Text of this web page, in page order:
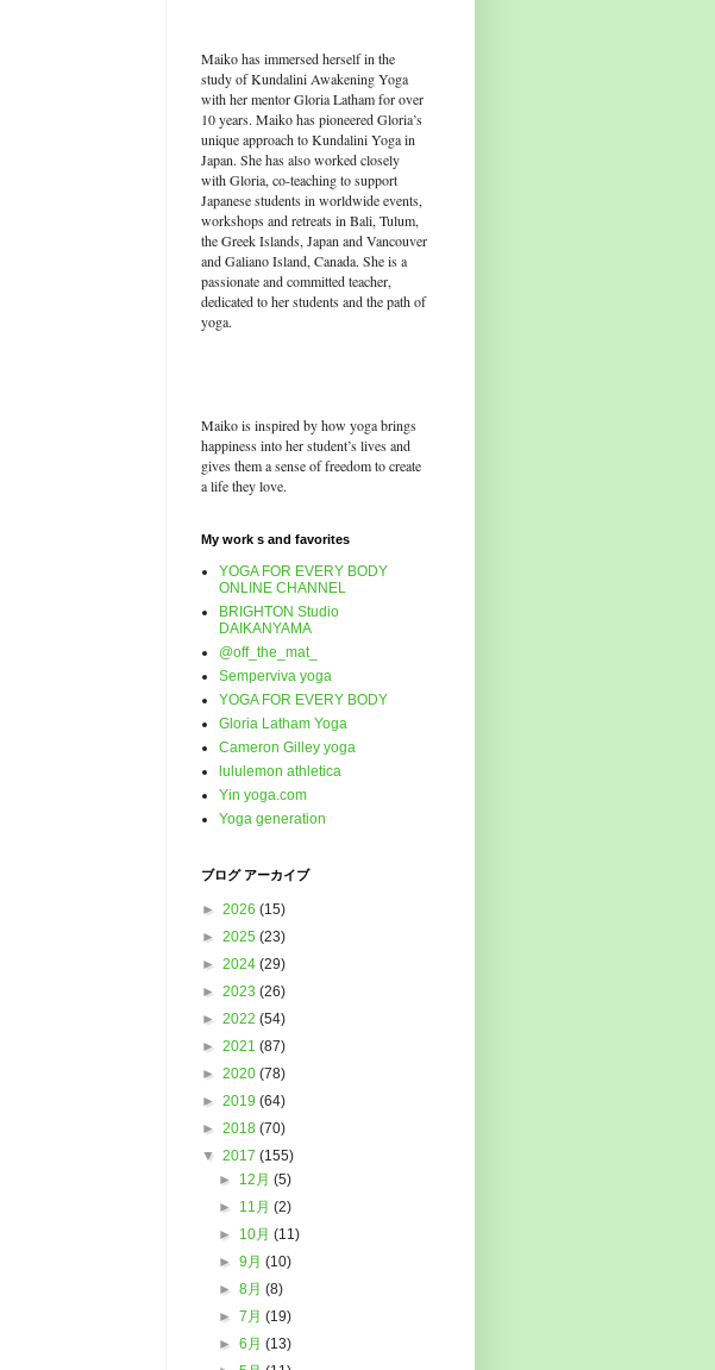
Maiko has immersed herself in the
study of Kundalini Awakening Yoga
with her mentor Gloria Latham for over
10 years. Maiko has pioneered Gloria’s
unique approach to Kundalini Yoga in
Japan. She has also worked closely
with Gloria, co-teaching to support
Japanese students in worldwide events,
workshops and retreats in Bali, Tulum,
the Greek Islands, Japan and Vancouver
and Galiano Island, Canada. She is a
passionate and committed teacher,
dedicated to her students and the path of
yoga.
Maiko is inspired by how yoga brings
happiness into her student’s lives and
gives them a sense of freedom to create
a life they love.
My work s and favorites
YOGA FOR EVERY BODY
ONLINE CHANNEL
BRIGHTON Studio
DAIKANYAMA
@off_the_mat_
Semperviva yoga
YOGA FOR EVERY BODY
Gloria Latham Yoga
Cameron Gilley yoga
lululemon athletica
Yin yoga.com
Yoga generation
ブログ アーカイブ
► 2026 (15)
► 2025 (23)
► 2024 (29)
► 2023 (26)
► 2022 (54)
► 2021 (87)
► 2020 (78)
► 2019 (64)
► 2018 (70)
▼ 2017 (155)
► 12月(5)
► 11月(2)
► 10月(11)
►9月(10)
►8月(8)
►7月(19)
►6月(13)